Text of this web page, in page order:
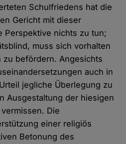
Schulfriedens hat die
Gericht mit dieser
Perspektive nichts zu tun;
muss sich vorhalten
befördern. Angesichts
auch in
jegliche Überlegung zu
Ausgestaltung der hiesigen
Die
einer religiös
Betonung des